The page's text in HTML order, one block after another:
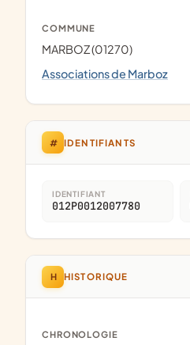
COMMUNE
MARBOZ (01270)
Associations de Marboz
# IDENTIFIANTS
IDENTIFIANT
012P0012007780
H HISTORIQUE
CHRONOLOGIE